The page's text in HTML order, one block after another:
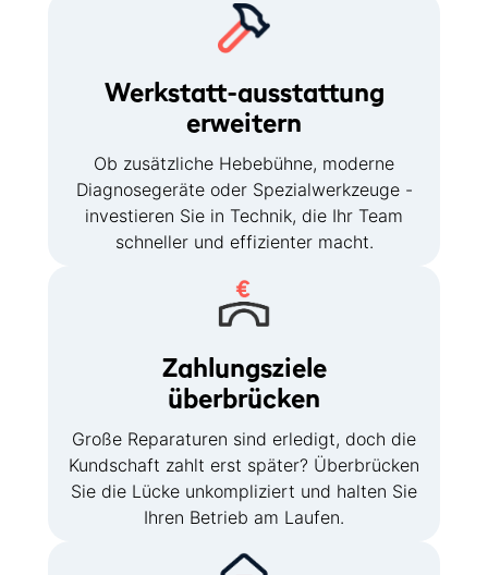
Werkstatt-ausstattung
erweitern
Ob zusätzliche Hebebühne, moderne
Diagnosegeräte oder Spezialwerkzeuge -
investieren Sie in Technik, die Ihr Team
schneller und effizienter macht.
Zahlungsziele
überbrücken
Große Reparaturen sind erledigt, doch die
Kundschaft zahlt erst später? Überbrücken
Sie die Lücke unkompliziert und halten Sie
Ihren Betrieb am Laufen.